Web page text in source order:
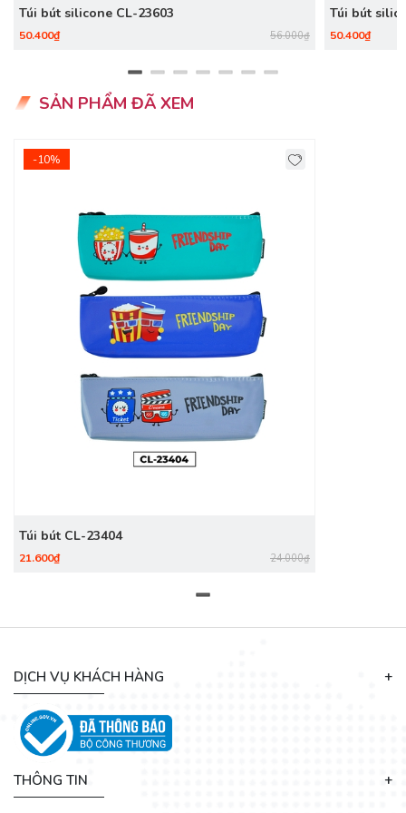
Túi bút silicone CL-23603
50.400₫ 56.000₫
Túi bút
50.400₫
SẢN PHẨM ĐÃ XEM
-10%
Túi bút CL-23404
21.600₫ 24.000₫
DỊCH VỤ KHÁCH HÀNG
THÔNG TIN